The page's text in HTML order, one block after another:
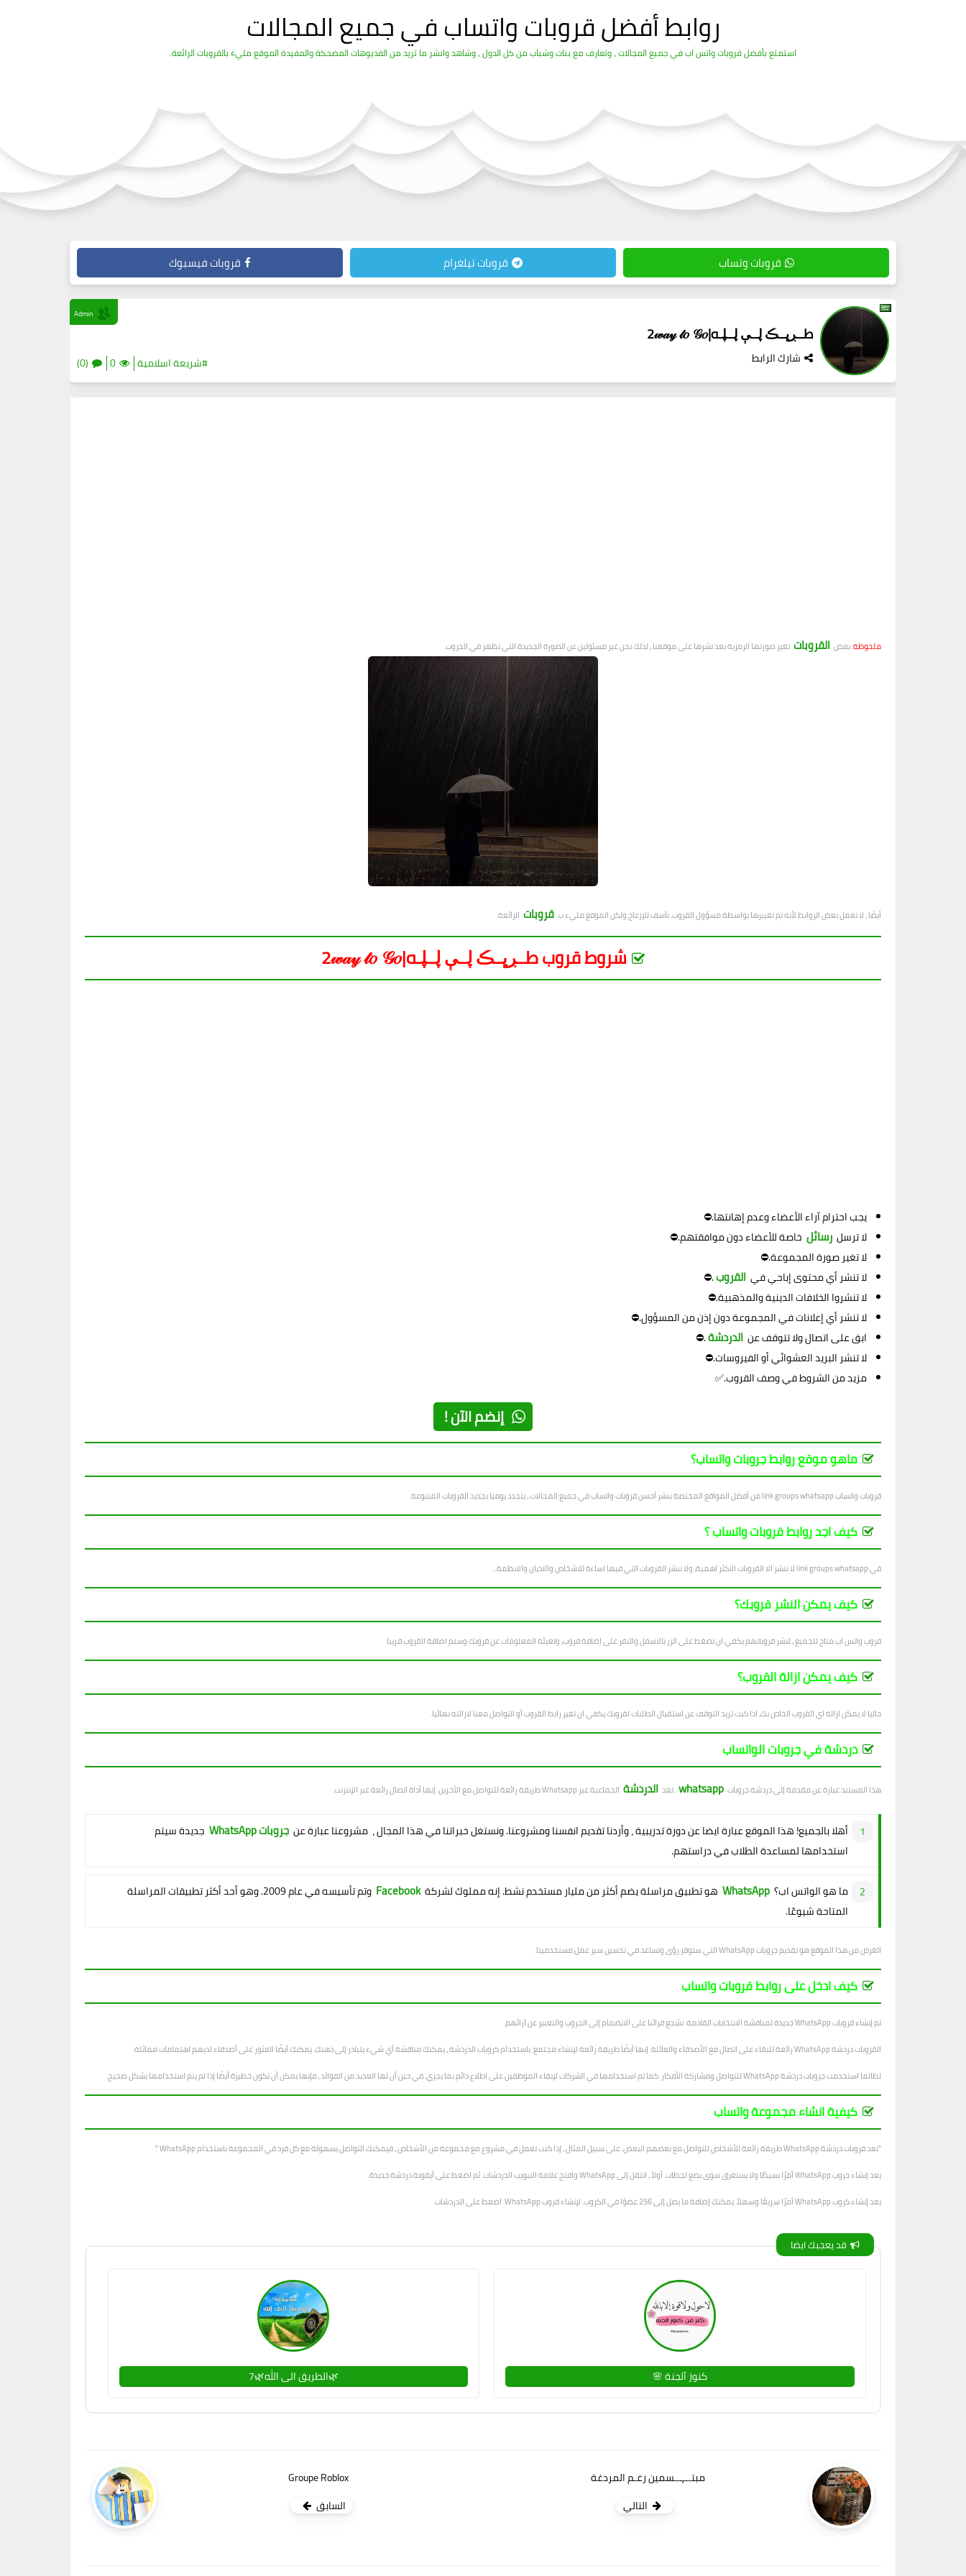
روابط أفضل قروبات واتساب في جميع المجالات
استمتع بأفضل قروبات واتس اب في جميع المجالات ، وتعارف مع بنات وشباب من كل الدول ، وشاهد وانشر ما تريد من الفديوهات المضحكة والمفيدة الموقع مليء بالقروبات الرائعة.
قروبات وتساب قروبات تيلغرام قروبات فيسبوك
طــڔڀــڪ ڸــې ڸــڸـه|2𝓌𝒶𝓎 𝓉𝑜 𝒢𝑜
شارك الرابط #شريعة اسلامية 0
(0)
Admin
ملحوظة:بعض القروبات تغير صورتها الرمزية بعد نشرها على موقعنا ، لذلك نحن غير مسئولين عن الصورة الجديدة التي تظهر في الجروب.
أيضًا ، لا تعمل بعض الروابط لأنه تم تغييرها بواسطة مسؤول القروب. نأسف للإزعاج ولكن الموقع مليء ب قروبات الرائعة.
شروط قروب طــڔڀــڪ ڸــې ڸــڸـه|2𝓌𝒶𝓎 𝓉𝑜 𝒢𝑜
يجب احترام آراء الأعضاء وعدم إهانتها.⛔
لا ترسل رسائل خاصة للأعضاء دون موافقتهم.⛔
لا تغير صورة المجموعة.⛔
لا تنشر أي محتوى إباحي في القروب.⛔
لا تنشروا الخلافات الدينية والمذهبية.⛔
لا تنشر أي إعلانات في المجموعة دون إذن من المسؤول.⛔
ابق على اتصال ولا تتوقف عن الدردشة.⛔
لا تنشر البريد العشوائي أو الفيروسات.⛔
مزيد من الشروط في وصف القروب.✅
إنضم الآن !
ماهو موقع روابط جروبات واتساب؟
قروبات واتساب link groups whatsapp من أفضل المواقع المختصة بنشر أحسن قروبات واتساب في جميع المجالات ، بتجدد يوميا بجديد القروبات المتنوعة.
كيف اجد روابط قروبات واتساب ؟
في link groups whatsapp لا ننشر الا القروبات الاكثر اهمية، ولا ننشر القروبات التي فيها اساءة للاشخاص والاديان والانظمة...
كيف يمكن النشر قروبك؟
قروب واتس اب متاح للجميع ، لنشر قروباتهم يكفي ان تضغط على الزر بالاسفل والنقر على اضافة قروب، وتعبئة المعلومات عن قروبك وستم اصافة القروب قريبا.
كيف يمكن ازالة القروب؟
حاليا لا يمكن ازالة اي القروب الخاص بك، اذا كنت تريد التوقف عن استقبال الطلبات لقروبك يكفي ان تغير رابط القروب أو التواصل معنا لازالته نهائيا.
دردشة في جروبات الواتساب
هذا المستند عبارة عن مقدمة إلى دردشة جروبات whatsapp. تعد الدردشة الجماعية عبر Whatsapp طريقة رائعة للتواصل مع الآخرين. إنها أداة اتصال رائعة عبر الإنترنت.
أهلا بالجميع! هذا الموقع عبارة ايضا عن دورة تدريبية ، وأردنا تقديم انفسنا ومشروعنا. ونستغل خبراتنا في هذا المجال ، مشروعنا عبارة عن جروبات WhatsApp
جديدة سيتم
استخدامها لمساعدة الطلاب في دراستهم.
ما هو الواتس اب؟ WhatsApp هو تطبيق مراسلة يضم أكثر من مليار مستخدم نشط. إنه مملوك لشركة Facebook
وتم تأسيسه في عام 2009. وهو أحد أكثر تطبيقات المراسلة
المتاحة شيوعًا.
الغرض من هذا الموقع هو تقديم جروبات WhatsApp التي ستوفر رؤى وتساعد في تحسين سير عمل مستخدمينا.
كيف ادخل على روابط قروبات واتساب
تم إنشاء قروبات WhatsApp جديدة لمناقشة الانتخابات القادمة. نشجع قرائنا على الانضمام إلى الجروب والتعبير عن آرائهم.
القروبات دردشة WhatsApp رائعة للبقاء على اتصال مع الأصدقاء والعائلة. إنها أيضًا طريقة رائعة لإنشاء مجتمع. باستخدام كروبات الدردشة ، يمكنك مناقشة أي شيء يتبادر إلى ذهنك. يمكنك أيضًا العثور على أصدقاء لديهم اهتمامات مماثلة.
لطالما استخدمت جروبات دردشة WhatsApp للتواصل ومشاركة الأفكار. كما تم استخدامها في الشركات لإبقاء الموظفين على اطلاع دائم بما يجري. في حين أن لها العديد من الفوائد ، فإنها يمكن أن تكون خطيرة أيضًا إذا لم يتم استخدامها بشكل صحيح.
كيفية انشاء مجموعة واتساب
"تعد قروبات دردشة WhatsApp طريقة رائعة للأشخاص للتواصل مع بعضهم البعض. على سبيل المثال ، إذا كنت تعمل في مشروع مع مجموعة من الأشخاص ، فيمكنك التواصل بسهولة مع كل فرد في المجموعة باستخدام WhatsApp ".
يعد إنشاء جروب WhatsApp أمرًا بسيطًا ولا يستغرق سوى بضع لحظات. أولاً ، انتقل إلى WhatsApp وافتح علامة التبويب الدردشات. ثم اضغط على أيقونة دردشة جديدة.
يعد إنشاء كروب WhatsApp أمرًا سريعًا وسهلاً. يمكنك إضافة ما يصل إلى 256 عضوًا في الكروب. لإنشاء قروب WhatsApp: اضغط على الدردشات.
قد يعجبك ايضا
كنوز آلجنة 🌸 🌿الطريق الى الله🌿7
مبتـــ֧ـــسمين رغـم المردغة
التالي
Groupe Roblox
السابق